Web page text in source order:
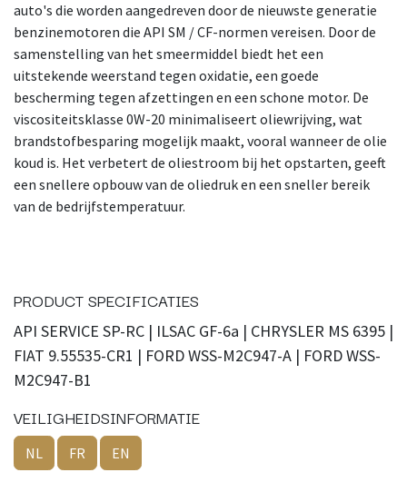
auto's die worden aangedreven door de nieuwste generatie
benzinemotoren die API SM / CF-normen vereisen. Door de
samenstelling van het smeermiddel biedt het een
uitstekende weerstand tegen oxidatie, een goede
bescherming tegen afzettingen en een schone motor. De
viscositeitsklasse 0W-20 minimaliseert oliewrijving, wat
brandstofbesparing mogelijk maakt, vooral wanneer de olie
koud is. Het verbetert de oliestroom bij het opstarten, geeft
een snellere opbouw van de oliedruk en een sneller bereik
van de bedrijfstemperatuur.
PRODUCT SPECIFICATIES
API SERVICE SP-RC | ILSAC GF-6a | CHRYSLER MS 6395 |
FIAT 9.55535-CR1 | FORD WSS-M2C947-A | FORD WSS-
M2C947-B1
VEILIGHEIDSINFORMATIE
NL FR EN